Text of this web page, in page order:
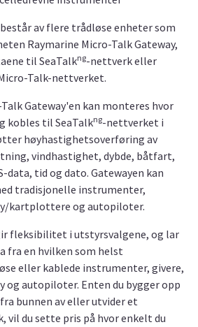
av flere trådløse enheter som
Raymarine Micro-Talk Gateway,
til SeaTalkng-nettverk eller
Talk-nettverket.
Gateway'en kan monteres hvor
kobles til SeaTalkng-nettverket i
høyhastighetsoverføring av
vindhastighet, dybde, båtfart,
data, tid og dato. Gatewayen kan
tradisjonelle instrumenter,
kartplottere og autopiloter.
fleksibilitet i utstyrsvalgene, og lar
fra en hvilken som helst
eller kablede instrumenter, givere,
og autopiloter. Enten du bygger opp
bunnen av eller utvider et
vil du sette pris på hvor enkelt du